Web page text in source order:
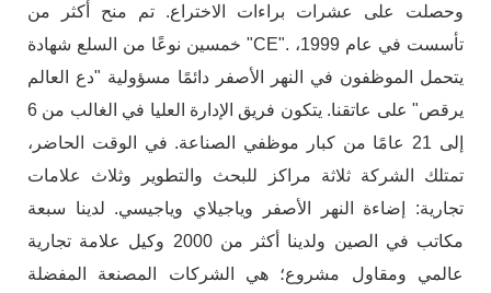
وحصلت على عشرات براءات الاختراع. تم منح أكثر من
خمسين نوعًا من السلع شهادة "CE". تأسست في عام 1999،
يتحمل الموظفون في النهر الأصفر دائمًا مسؤولية "دع العالم
يرقص" على عاتقنا. يتكون فريق الإدارة العليا في الغالب من 6
إلى 21 عامًا من كبار موظفي الصناعة. في الوقت الحاضر،
تمتلك الشركة ثلاثة مراكز للبحث والتطوير وثلاث علامات
تجارية: إضاءة النهر الأصفر وياجيلاي وياجيسي. لدينا سبعة
مكاتب في الصين ولدينا أكثر من 2000 وكيل علامة تجارية
عالمي ومقاول مشروع؛ هي الشركات المصنعة المفضلة